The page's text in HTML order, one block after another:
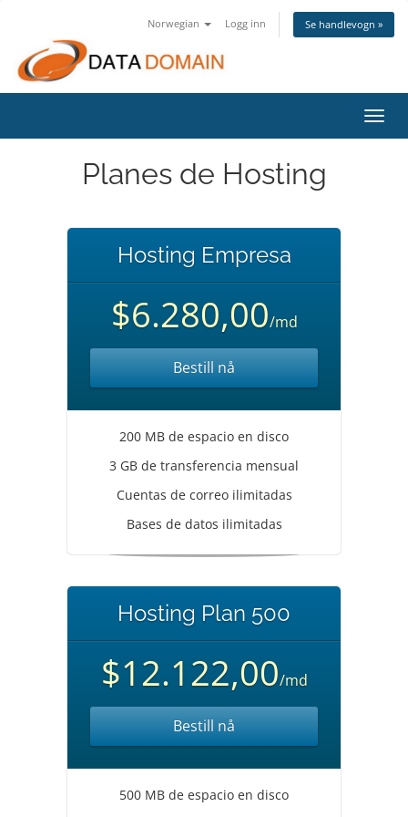
Norwegian Logg inn Se handlevogn »
Bytt
Planes de Hosting
Hosting Empresa
$6.280,00/md
Bestill nå
200 MB de espacio en disco
3 GB de transferencia mensual
Cuentas de correo ilimitadas
Bases de datos ilimitadas
Hosting Plan 500
$12.122,00/md
Bestill nå
500 MB de espacio en disco